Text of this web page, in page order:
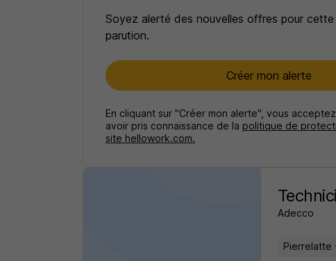
Soyez alerté des nouvelles offres pour
parution.
Créer mon alerte
En cliquant sur "Créer mon alerte", vous
avoir pris connaissance de la politique de
site hellowork.com.
Adecco
Pierrelatte